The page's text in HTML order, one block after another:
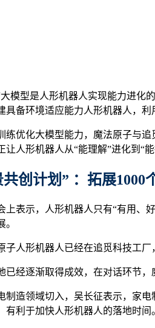
模型是人形机器人实现能力进化
具备环境适应能力人形机器人，
练优化大模型能力，魔法原子与
让人形机器人从“能理解”进化到“能
创计划 ” ：拓展1000
上表示，人形机器人只有“有用、
。
子人形机器人已经在追觅科技工
已经逐渐取得成效，在对话环节
制造领域切入，吴长征表示，家
有利于加快人形机器人的落地时间